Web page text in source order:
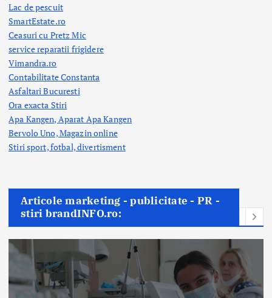
Lac de pescuit
SmartEstate.ro
Ceasuri cu Pretz Mic
service reparatii frigidere
Vimandra.ro
Contabilitate Constanta
Asfaltari Bucuresti
Ora exacta Stiri
Apa Kangen, Aparat Apa Kangen
Bervolo Uno, Magazin online
Stiri sport, fotbal,divertisment
Articole marketing - publicitate - PR -
stiri brandINFO.ro: